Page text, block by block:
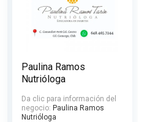
Paulina Ramos
Nutrióloga
Da clic para información del
negocio: Paulina Ramos
Nutrióloga